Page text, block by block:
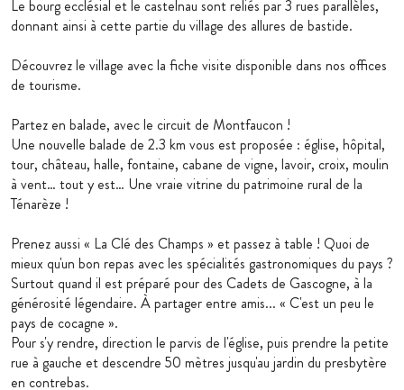
Le bourg ecclésial et le castelnau sont reliés par 3 rues parallèles,
donnant ainsi à cette partie du village des allures de bastide.
Découvrez le village avec la fiche visite disponible dans nos offices
de tourisme.
Partez en balade, avec le circuit de Montfaucon !
Une nouvelle balade de 2.3 km vous est proposée : église, hôpital,
tour, château, halle, fontaine, cabane de vigne, lavoir, croix, moulin
à vent… tout y est… Une vraie vitrine du patrimoine rural de la
Ténarèze !
Prenez aussi « La Clé des Champs » et passez à table ! Quoi de
mieux qu'un bon repas avec les spécialités gastronomiques du pays ?
Surtout quand il est préparé pour des Cadets de Gascogne, à la
générosité légendaire. À partager entre amis... « C'est un peu le
pays de cocagne ».
Pour s'y rendre, direction le parvis de l'église, puis prendre la petite
rue à gauche et descendre 50 mètres jusqu'au jardin du presbytère
en contrebas.